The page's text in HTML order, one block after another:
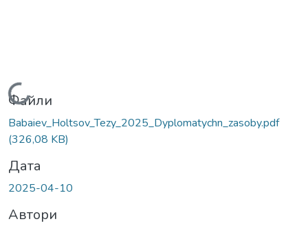
Вантажиться...
Файли
Babaiev_Holtsov_Tezy_2025_Dyplomatychn_zasoby.pdf
(326,08 KB)
Дата
2025-04-10
Автори